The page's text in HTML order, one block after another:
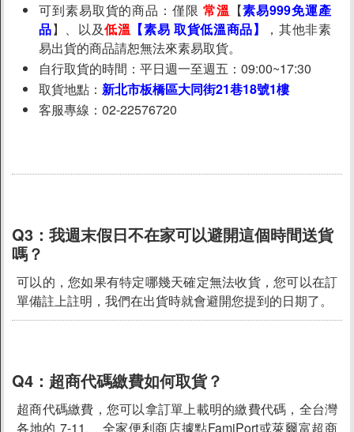
可到素易取貨的商品：僅限 常溫 【素易999免運產
品】、以及低溫 【素易 取貨低溫商品】
，其他非素
易出貨的商品請恕無法來素易取貨。
自行取貨的時間：平日週一至週五：09:00~17:30
取貨地點： 新北市板橋區大同街21巷18號1樓
客服專線：02-22576720
Q3： 我週末假日不在家可以避開這個時間送貨
嗎？
可以的，您如果有特定哪幾天確定無法收貨，您可以在訂
單備註上註明，我們在出貨時就會避開您提到的日期了。
Q4： 超商代碼繳費如何取貨？
超商代碼繳費，您可以拿訂單上載明的繳費代碼，全台灣
各地的 7-11、 全家便利商店據點FamiPort或萊爾富超商